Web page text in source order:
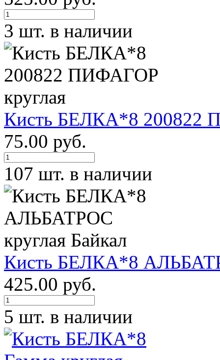
3 шт. в наличии
Кисть БЕЛКА*8 200822
75.00 руб.
107 шт. в наличии
Кисть БЕЛКА*8
425.00 руб.
5 шт. в наличии